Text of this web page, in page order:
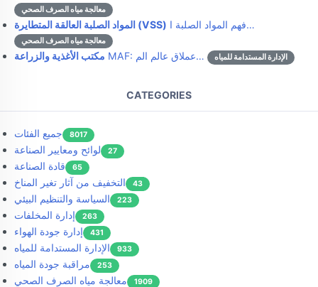
معالجة مياه الصرف الصحي
المواد الصلبة العالقة المتطايرة (VSS) فهم المواد الصلبة ا…
معالجة مياه الصرف الصحي
مكتب الأغذية والزراعة MAF: عملاق عالم الم… الإدارة المستدامة للمياه
CATEGORIES
جميع الفئات 8017
لوائح ومعايير الصناعة 27
قادة الصناعة 65
التخفيف من آثار تغير المناخ 43
السياسة والتنظيم البيئي 223
إدارة المخلفات 263
إدارة جودة الهواء 431
الإدارة المستدامة للمياه 933
مراقبة جودة المياه 253
معالجة مياه الصرف الصحي 1909